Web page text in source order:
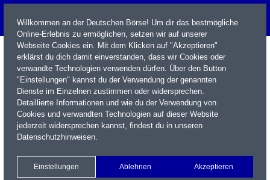
Name / WKN / ISIN / Kürzel
Xetra Realtime
Watchlist Portfolio Login
Willkommen an der Deutschen Börse! Um dir das bestmögliche
Online-Erlebnis zu ermöglichen, setzen wir auf unserer
Webseite Cookies ein. Mit dem Klicken auf "Akzeptieren"
erklärst du dich damit einverstanden, dass wir Cookies oder
verwandte Technologien verwenden dürfen. Über den Button
"Einstellungen" kannst du der Verwendung der genannten
Dienste im Einzelnen zustimmen oder widersprechen.
Detaillierte Informationen und wie du der Verwendung von
Cookies und verwandten Technologien auf dieser Website
jederzeit widersprechen kannst, findest du in unseren
Datenschutzhinweisen.
Einstellungen Ablehnen Akzeptieren